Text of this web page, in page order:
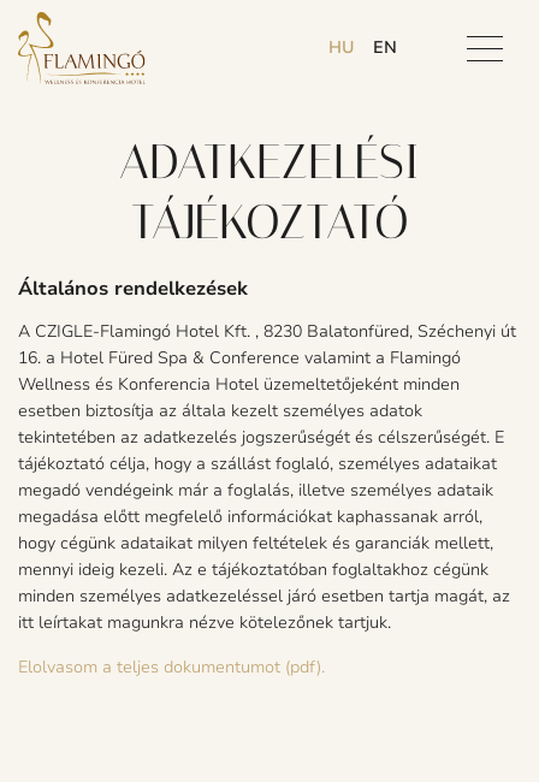
HU EN
ADATKEZELÉSI
TÁJÉKOZTATÓ
Általános rendelkezések
A CZIGLE-Flamingó Hotel Kft. , 8230 Balatonfüred, Széchenyi út
16. a Hotel Füred Spa & Conference valamint a Flamingó
Wellness és Konferencia Hotel üzemeltetőjeként minden
esetben biztosítja az általa kezelt személyes adatok
tekintetében az adatkezelés jogszerűségét és célszerűségét. E
tájékoztató célja, hogy a szállást foglaló, személyes adataikat
megadó vendégeink már a foglalás, illetve személyes adataik
megadása előtt megfelelő információkat kaphassanak arról,
hogy cégünk adataikat milyen feltételek és garanciák mellett,
mennyi ideig kezeli. Az e tájékoztatóban foglaltakhoz cégünk
minden személyes adatkezeléssel járó esetben tartja magát, az
itt leírtakat magunkra nézve kötelezőnek tartjuk.
Elolvasom a teljes dokumentumot (pdf).